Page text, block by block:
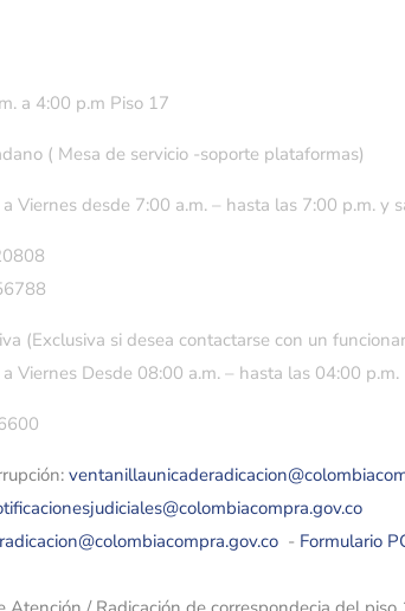
a 4:00 p.m Piso 17
( Mesa de servicio -soporte plataformas)
Viernes desde 7:00 a.m. – hasta las 7:00 p.m. y
(Exclusiva si desea contactarse con un
Viernes Desde 08:00 a.m. – hasta las 04:00 p.m.
- Formulario